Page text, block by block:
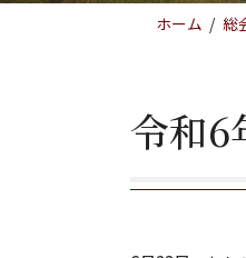
ホーム 総
令和6